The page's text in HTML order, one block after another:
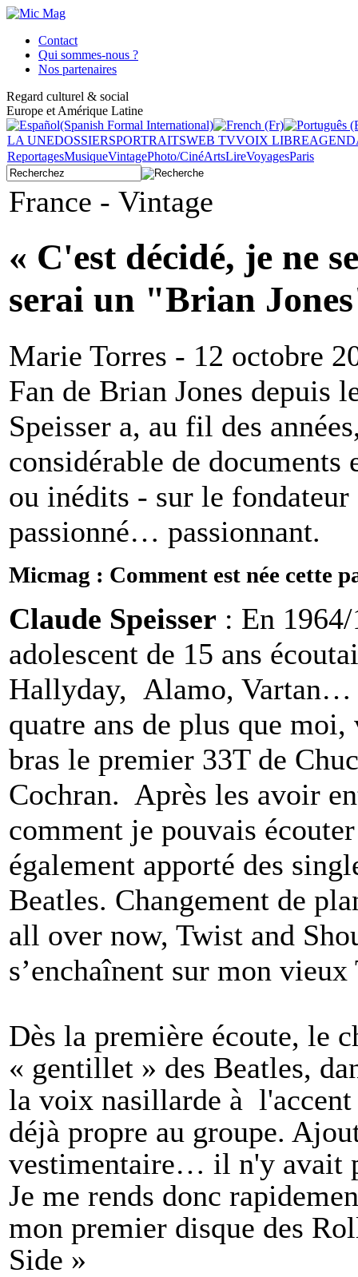
Contact
Qui sommes-nous ?
Nos partenaires
Regard culturel & social
Europe et Amérique Latine
LA UNEDOSSIERSPORTRAITSWEB TVVOIX LIBRE
ReportagesMusiqueVintagePhoto/CinéArtsLireVoyagesParis
France - Vintage
« C'est décidé, je ne
serai un "Brian
Marie Torres - 12 octobre
Fan de Brian Jones depuis
Speisser a, au fil des
considérable de documents
ou inédits - sur le fondateur
passionné… passionnant.
Micmag : Comment est née cette
Claude Speisser : En
adolescent de 15 ans
Hallyday, Alamo, Vartan…
quatre ans de plus que
bras le premier 33T de
Cochran. Après les avoir
comment je pouvais
également apporté des
Beatles. Changement de
all over now, Twist and
s’enchaînent sur mon vieux
Dès la première écoute, le
« gentillet » des Beatles,
la voix nasillarde à l'accent
déjà propre au groupe.
vestimentaire… il n'y avait
Je me rends donc
mon premier disque des
Side »